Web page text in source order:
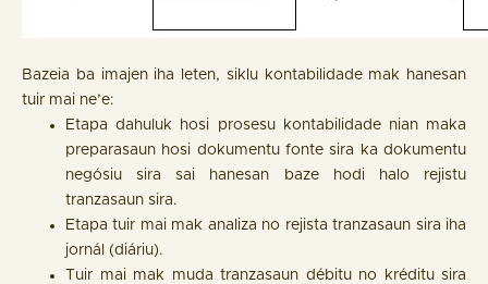
Bazeia ba imajen iha leten, siklu kontabilidade mak hanesan
tuir mai ne’e:
Etapa dahuluk hosi prosesu kontabilidade nian maka
preparasaun hosi dokumentu fonte sira ka dokumentu
negósiu sira sai hanesan baze hodi halo rejistu
tranzasaun sira.
Etapa tuir mai mak analiza no rejista tranzasaun sira iha
jornál (diáriu).
Tuir mai mak muda tranzasaun débitu no kréditu sira